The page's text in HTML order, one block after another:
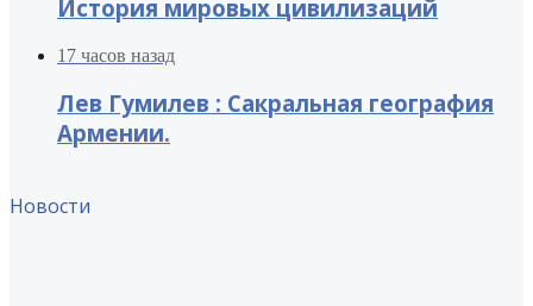
История мировых цивилизаций
17 часов назад
Лев Гумилев : Сакральная география
Армении.
Новости